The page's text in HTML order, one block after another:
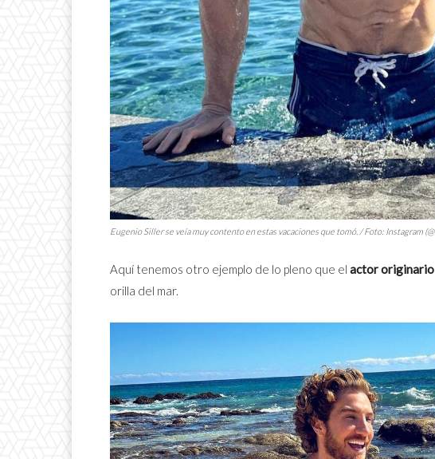
Eugenio Siller se veía muy contento en estas vacaciones que tomó. / Foto: Instagram
Aquí tenemos otro ejemplo de lo pleno que el actor originario
orilla del mar.